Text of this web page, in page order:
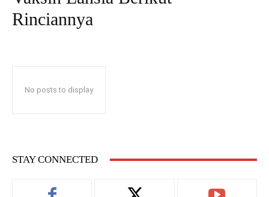
Rinciannya
No posts to display
STAY CONNECTED